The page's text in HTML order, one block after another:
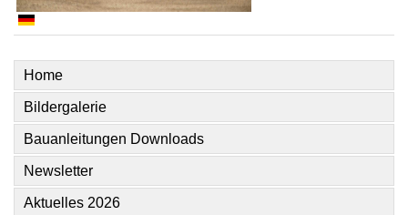
Home
Bildergalerie
Bauanleitungen Downloads
Newsletter
Aktuelles 2026